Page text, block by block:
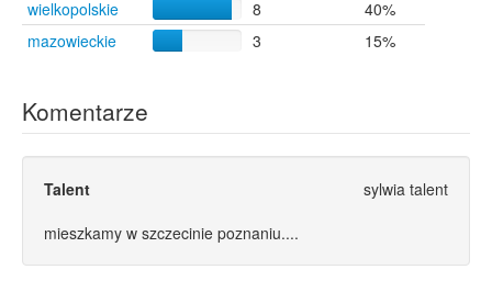
wielkopolskie
8
40%
mazowieckie
3 15%
Komentarze
Talent
sylwia talent
mieszkamy w szczecinie poznaniu....